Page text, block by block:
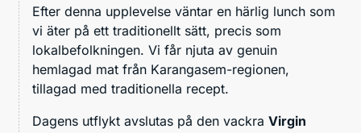
Efter denna upplevelse väntar en härlig lunch som
vi äter på ett traditionellt sätt, precis som
lokalbefolkningen. Vi får njuta av genuin
hemlagad mat från Karangasem-regionen,
tillagad med traditionella recept.
Dagens utflykt avslutas på den vackra Virgin